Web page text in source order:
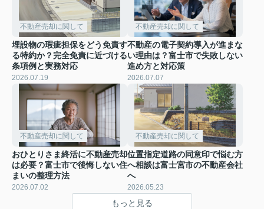
不動産売却に関して
埋設物の瑕疵担保をどう免責す
る特約か？完全免責に近づける
条項例と実務対応
2026.07.19
不動産売却に関して
不動産の電子契約導入が進まな
い理由は？富士市で失敗しない
進め方と対応策
2026.07.07
不動産売却に関して
おひとりさま終活に不動産売却
は必要？富士市で後悔しない住
まいの整理方法
2026.07.02
不動産売却に関して
位置指定道路の同意印で悩む方
へ相談は富士宮市の不動産会社
へ
2026.05.23
もっと見る